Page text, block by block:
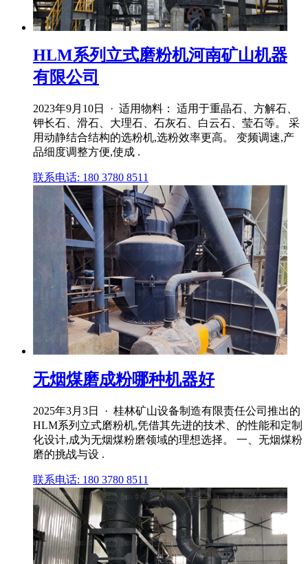
HLM系列立式磨粉机河南矿山机器
有限公司
2023年9月10日 · 适用物料： 适用于重晶石、方解石、
钾长石、滑石、大理石、石灰石、白云石、莹石等。 采
用动静结合结构的选粉机,选粉效率更高。 变频调速,产
品细度调整方便,使成 .
联系电话: 180 3780 8511
无烟煤磨成粉哪种机器好
2025年3月3日 · 桂林矿山设备制造有限责任公司推出的
HLM系列立式磨粉机,凭借其先进的技术、的性能和定制
化设计,成为无烟煤粉磨领域的理想选择。 一、无烟煤粉
磨的挑战与设 .
联系电话: 180 3780 8511